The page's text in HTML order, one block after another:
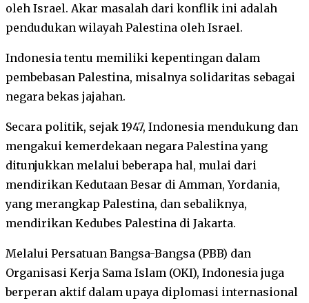
oleh Israel. Akar masalah dari konflik ini adalah
pendudukan wilayah Palestina oleh Israel.
Indonesia tentu memiliki kepentingan dalam
pembebasan Palestina, misalnya solidaritas sebagai
negara bekas jajahan.
Secara politik, sejak 1947, Indonesia mendukung dan
mengakui kemerdekaan negara Palestina yang
ditunjukkan melalui beberapa hal, mulai dari
mendirikan Kedutaan Besar di Amman, Yordania,
yang merangkap Palestina, dan sebaliknya,
mendirikan Kedubes Palestina di Jakarta.
Melalui Persatuan Bangsa-Bangsa (PBB) dan
Organisasi Kerja Sama Islam (OKI), Indonesia juga
berperan aktif dalam upaya diplomasi internasional